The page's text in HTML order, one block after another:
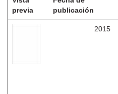
previa
publicación
2015